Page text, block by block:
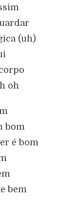
(uh)
oh
bom
é bom
bem